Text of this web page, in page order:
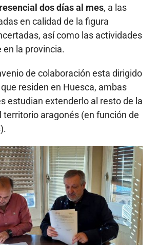
dos días al mes, a las
en calidad de la figura
así como las actividades
en la provincia.
de colaboración esta dirigido
residen en Huesca, ambas
estudian extenderlo al resto de la
territorio aragonés (en función de